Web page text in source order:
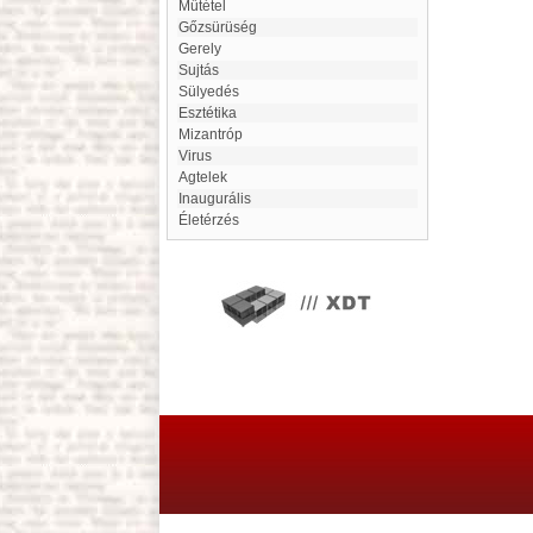
Műtétel
Gőzsürüség
Gerely
Sujtás
Sülyedés
esztétika
mizantróp
Virus
Agtelek
inaugurális
életérzés